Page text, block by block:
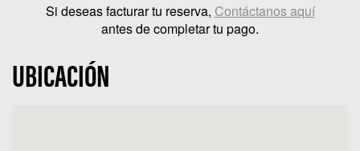
Si deseas facturar tu reserva, Contáctanos aquí
antes de completar tu pago.
UBICACIÓN